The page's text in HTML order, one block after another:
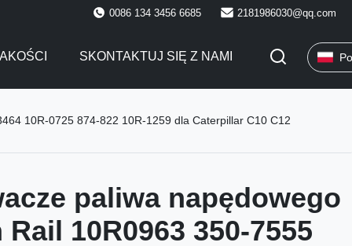
0086 134 3456 6685 2181986030@qq.com
SKONTAKTUJ SIĘ Z NAMI
10R-0725 874-822 10R-1259 dla Caterpillar C10 C12
paliwa napędowego
10R0963 350-7555